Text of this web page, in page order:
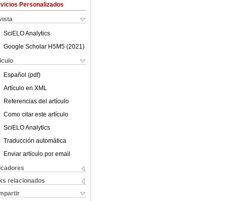
Personalizados
SciELO Analytics
Google Scholar H5M5 (2021 )
Español (pdf)
Artículo en XML
Referencias del artículo
Como citar este artículo
SciELO Analytics
Traducción automática
Enviar artículo por email
relacionados